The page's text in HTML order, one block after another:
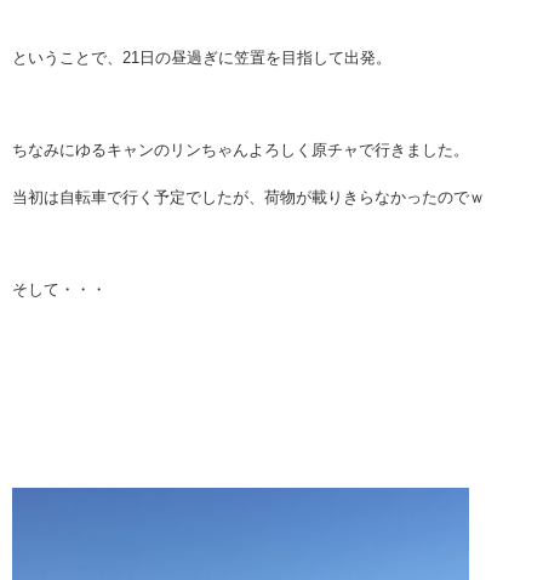
ということで、21日の昼過ぎに笠置を目指して出発。
ちなみにゆるキャンのリンちゃんよろしく原チャで行きました。
当初は自転車で行く予定でしたが、荷物が載りきらなかったのでｗ
そして・・・